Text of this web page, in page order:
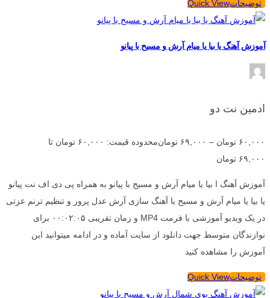
توضیحاتQuick View
آموزش آهنگ یا بیا یا میام آرش و مسیح با پیانو
ادمین نت دو
۶۰,۰۰۰ تومان – ۶۹,۰۰۰ تومان
محدوده قیمت: ۶۰,۰۰۰ تومان تا
۶۹,۰۰۰ تومان
آموزش آهنگ ا بیا یا میام آرش و مسیح با پیانو به همراه پی دی اف نت پیانو
یا بیا یا میام آرش و مسیح با آهنگ سازی آرش عدل پرور و تنظیم ترنم عزتی
در یک ویدیو آموزشی با فرمت MP4 و زمان تقریبی ۰۰:۰۲:۰۵ برای
نوازندگان متوسط جهت دانلود از سایت آماده و در ادامه میتوانید این
آموزش را مشاهده کنید
توضیحاتQuick View